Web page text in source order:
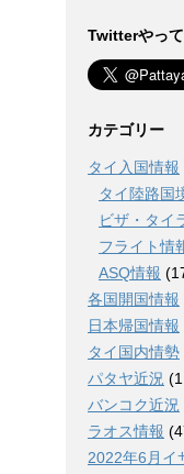
Twitterやっ
カテゴリー
タイ入国情報
タイ陸路国
ビザ・タイ
フライト情
ASQ情報
各国開国情報
日本帰国情報
タイ国内情勢
パタヤ近況
バンコク近況
ラオス情報
2022年6月イ